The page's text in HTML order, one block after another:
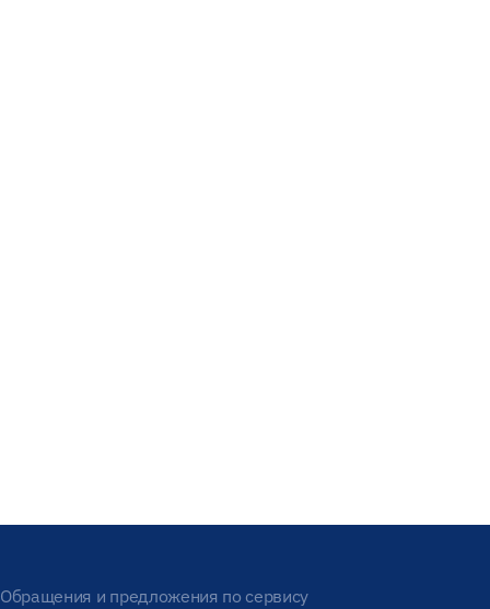
Обращения и предложения по сервису